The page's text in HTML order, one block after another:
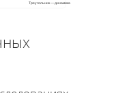
Треугольник — динамика